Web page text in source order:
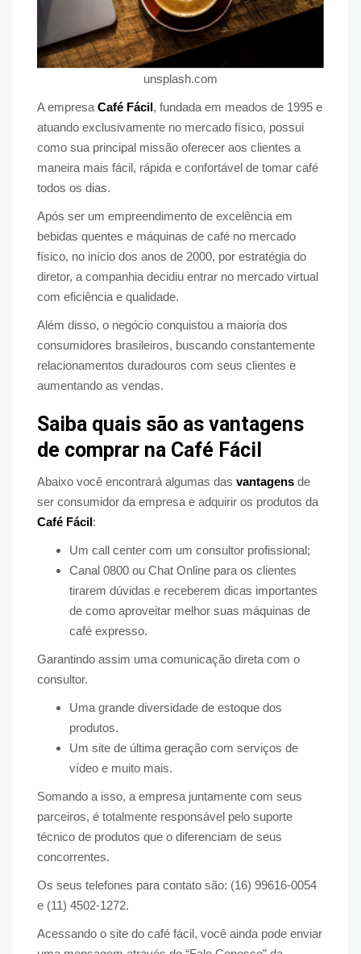
unsplash.com
A empresaCafé Fácil , fundada em meados de 1995 e
atuando exclusivamente no mercado físico, possui
como sua principal missão oferecer aos clientes a
maneira mais fácil, rápida e confortável de tomar café
todos os dias.
Após ser um empreendimento de excelência em
bebidas quentes e máquinas de café no mercado
físico, no início dos anos de 2000, por estratégia do
diretor, a companhia decidiu entrar no mercado virtual
com eficiência e qualidade.
Além disso, o negócio conquistou a maioria dos
consumidores brasileiros, buscando constantemente
relacionamentos duradouros com seus clientes e
aumentando as vendas.
Saiba quais são as vantagens
de comprar na Café Fácil
Abaixo você encontrará algumas das vantagens de
ser consumidor da empresa e adquirir os produtos da
Café Fácil :
Um call center com um consultor profissional;
Canal 0800 ou Chat Online para os clientes
tirarem dúvidas e receberem dicas importantes
de como aproveitar melhor suas máquinas de
café expresso.
Garantindo assim uma comunicação direta com o
consultor.
Uma grande diversidade de estoque dos
produtos.
Um site de última geração com serviços de
vídeo e muito mais.
Somando a isso, a empresa juntamente com seus
parceiros, é totalmente responsável pelo suporte
técnico de produtos que o diferenciam de seus
concorrentes.
Os seus telefones para contato são: (16) 99616-0054
e (11) 4502-1272.
Acessando o site do café fácil, você ainda pode enviar